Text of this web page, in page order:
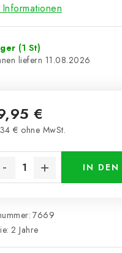
(1 St)
11.08.2026
€
€ ohne MwSt.
IN DEN
7669
: 2 Jahre